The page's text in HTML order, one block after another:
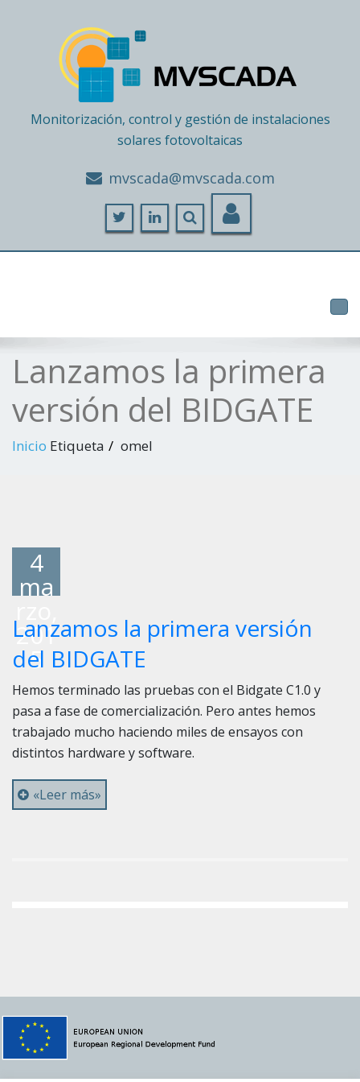
Monitorización, control y gestión de instalaciones
solares fotovoltaicas
moc.adacsvm@adacsvm
Lanzamos la primera
versión del BIDGATE
Inicio Etiqueta omel
4
ma
201
5
Lanzamos la primera versión
del BIDGATE
Hemos terminado las pruebas con el Bidgate C1.0 y
pasa a fase de comercialización. Pero antes hemos
trabajado mucho haciendo miles de ensayos con
distintos hardware y software.
«Leer más»